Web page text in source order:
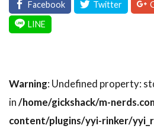
Warning: Undefined property:
in/home/gickshack/m-
content/plugins/yyi-rinker/